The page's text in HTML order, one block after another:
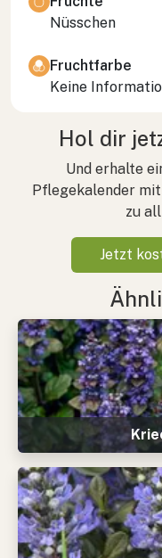
Nüsschen
Fruchtfarbe
Keine
Hol dir
Und erhalte
Pflegekalender
zu
Jetzt